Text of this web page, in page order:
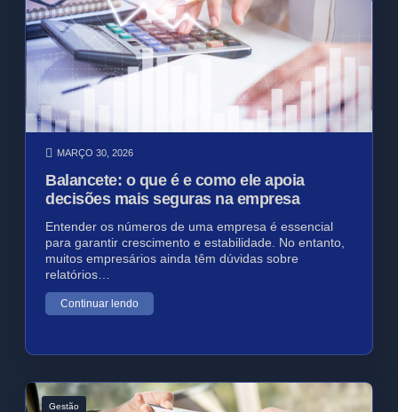
MARÇO 30, 2026
Balancete: o que é e como ele apoia
decisões mais seguras na empresa
Entender os números de uma empresa é essencial
para garantir crescimento e estabilidade. No entanto,
muitos empresários ainda têm dúvidas sobre
relatórios…
Continuar lendo
Gestão